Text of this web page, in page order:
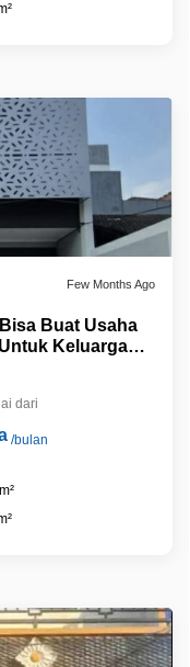
Few Months Ago
Buat Usaha
Keluarga
dari
/bulan